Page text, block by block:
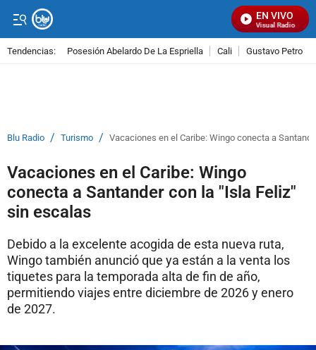
EN VIVO
Señal Visual Radio
Tendencias: Posesión Abelardo De La Espriella Cali Gustavo Petro
Blu Radio / Turismo / Vacaciones en el Caribe: Wingo conecta a
Vacaciones en el Caribe: Wingo
conecta a Santander con la "Isla Feliz"
sin escalas
Debido a la excelente acogida de esta nueva ruta,
Wingo también anunció que ya están a la venta los
tiquetes para la temporada alta de fin de año,
permitiendo viajes entre diciembre de 2026 y enero
de 2027.